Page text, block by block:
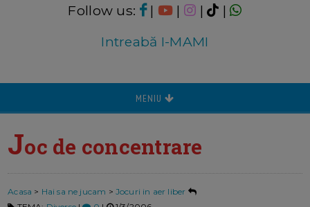
Follow us: | | |
|
Intreabă I-MAMI
MENIU
Joc de concentrare
Acasa > Hai sa ne jucam > Jocuri in aer liber